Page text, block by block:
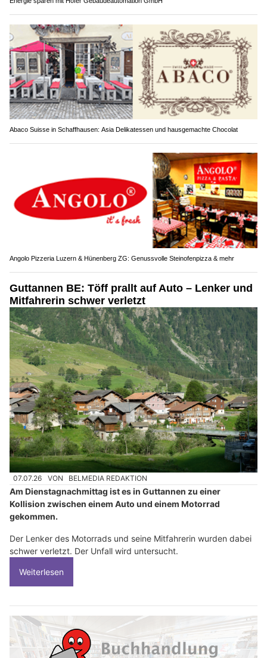
Abaco Suisse in Schaffhausen: Asia Delikatessen und hausgemachte Chocolat
Angolo Pizzeria Luzern & Hünenberg ZG: Genussvolle Steinofenpizza & mehr
Guttannen BE: Töff prallt auf Auto – Lenker und
Mitfahrerin schwer verletzt
07.07.26 VON BELMEDIA REDAKTION
Am Dienstagnachmittag ist es in Guttannen zu einer
Kollision zwischen einem Auto und einem Motorrad
gekommen.
Der Lenker des Motorrads und seine Mitfahrerin wurden dabei
schwer verletzt. Der Unfall wird untersucht.
Weiterlesen